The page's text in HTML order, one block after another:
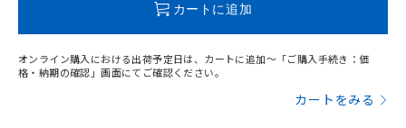
カートに追加
オンライン購入における出荷予定日は、カートに追加～「ご購入手続き：価
格・納期の確認」画面にてご確認ください。
カートをみる